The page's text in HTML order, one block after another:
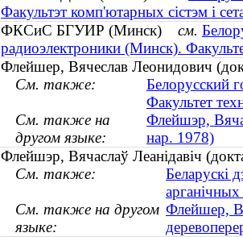
Факультэт комп'ютарных сістэм і
ФКСиС БГУИР (Минск) см.
радиоэлектроники (Минск).
Флейшер, Вячеслав Леонидович
См. также:
Белорусский
Факультет
См. также на
другом языке:
Флейшэр,
нар. 1978)
Флейшэр, Вячаслаў Леанідавіч
См. также:
Беларускі
См. также на другом
языке:
Флейшер,